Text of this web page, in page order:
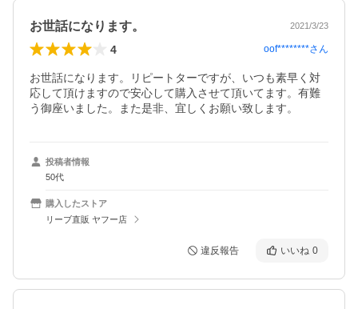
お世話になります。 2021/3/23
4 oof********さん
お世話になります。リピートターですが、いつも素早く対
応して頂けますので安心して購入させて頂いてます。有難
う御座いました。また是非、宜しくお願い致します。
投稿者情報
50代
購入したストア
リーブ直販 ヤフー店
違反報告 いいね 0